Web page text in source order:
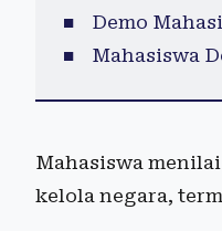
Demo
Mahasiswa
Mahasiswa
kelola negara,